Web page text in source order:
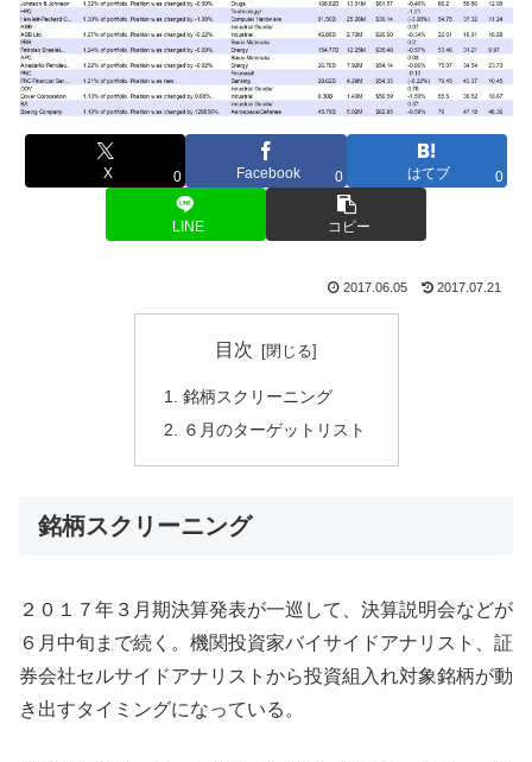
X 0 Facebook 0 はてブ 0
LINE コピー
2017.06.05 2017.07.21
目次
銘柄スクリーニング
６月のターゲットリスト
銘柄スクリーニング
２０１７年３月期決算発表が一巡して、決算説明会などが
６月中旬まで続く。機関投資家バイサイドアナリスト、証
券会社セルサイドアナリストから投資組入れ対象銘柄が動
き出すタイミングになっている。